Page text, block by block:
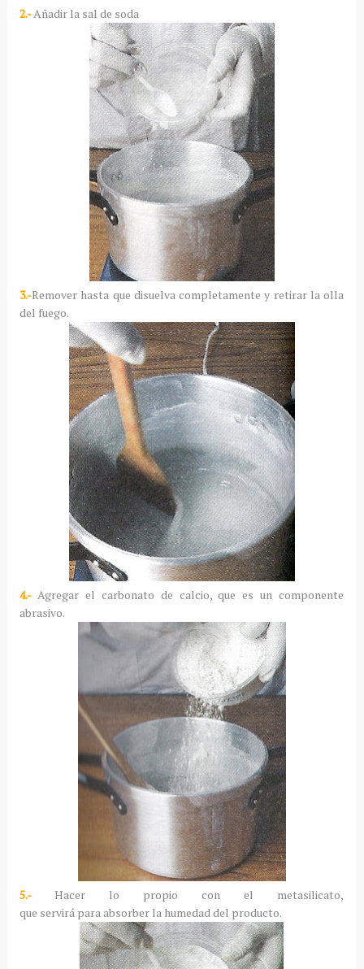
2.-Añadir la sal de soda
3.-Remover hasta que disuelva completamente y retirar la olla
del fuego.
4.- Agregar el carbonato de calcio, que es un componente
abrasivo.
5.- Hacer lo propio con el metasilicato,
que servirá para absorber la humedad del producto.